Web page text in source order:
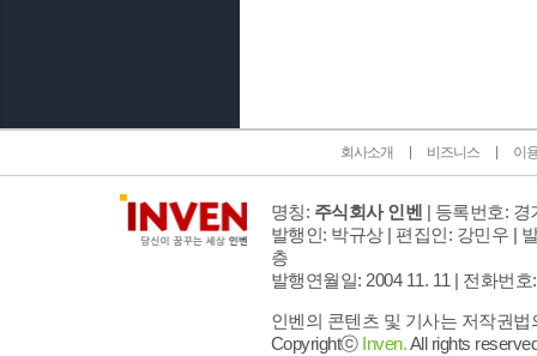
회사소개 비즈니스 이
명칭: 주식회사 인벤 | 등록번호: 경
발행인: 박규상 | 편집인: 강민우 |
층
발행연월일: 2004 11. 11 | 전화번호
인벤의 콘텐츠 및 기사는 저작권
Copyrightⓒ Inven.All rights